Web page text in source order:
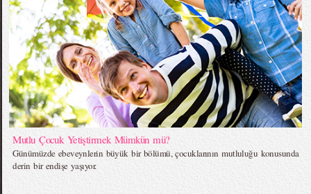
Mutlu Çocuk Yetiştirmek Mümkün mü?
Günümüzde ebeveynlerin büyük bir bölümü, çocuklarının mutluluğu konusunda
derin bir endişe yaşıyor.